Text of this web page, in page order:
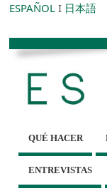
ESPAÑOL I 日本語
QUÉ HACER
ENTREVISTAS